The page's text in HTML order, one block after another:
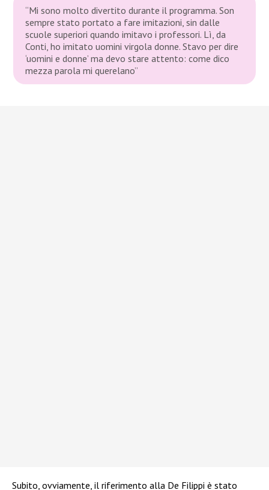
“Mi sono molto divertito durante il programma. Son
sempre stato portato a fare imitazioni, sin dalle
scuole superiori quando imitavo i professori. Lì, da
Conti, ho imitato uomini virgola donne. Stavo per dire
‘uomini e donne’ ma devo stare attento: come dico
mezza parola mi querelano”
Subito, ovviamente, il riferimento alla De Filippi è stato